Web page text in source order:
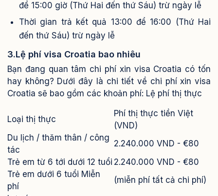
để 15:00 giờ (Thứ Hai đến thứ Sáu) trừ ngày lễ
Thời gian trả kết quả 13:00 để 16:00 (Thứ Hai
đến thứ Sáu) trừ ngày lễ
3.Lệ phí visa Croatia bao nhiêu
Bạn đang quan tâm chi phí xin visa Croatia có tốn
hay không? Dưới đây là chi tiết về chi phí xin visa
Croatia sẽ bao gồm các khoản phí: Lệ phí thị thực
Loại thị thực
Phí thị thực tiền Việt
(VND)
Du lịch / thăm thân / công
tác
2.240.000 VND - €80
Trẻ em từ 6 tới dưới 12 tuổi 2.240.000 VND - €80
Trẻ em dưới 6 tuổi Miễn
phí
(miễn phí tất cả chi phí)